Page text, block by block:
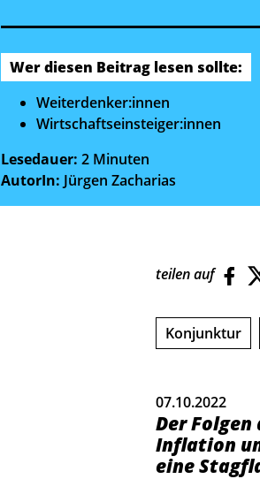
Wer diesen Beitrag lesen sollte:
Weiterdenker:innen
Wirtschaftseinsteiger:innen
Lesedauer: 2 Minuten
AutorIn: Jürgen Zacharias
teilen auf
Konjunktur
07.10.2022
Der
Inflation
eine